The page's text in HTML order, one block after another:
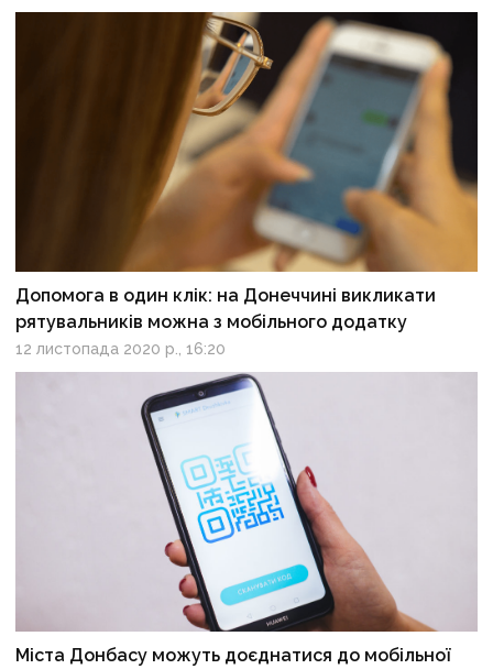
Допомога в один клік: ​​​на Донеччині викликати
рятувальників можна з мобільного додатку
12 листопада 2020 р., 16:20
Міста Донбасу можуть доєднатися до мобільної